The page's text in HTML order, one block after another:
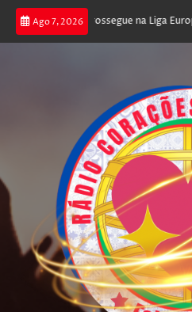
Ago 7, 2026
joga poker e prossegue na Liga Europa